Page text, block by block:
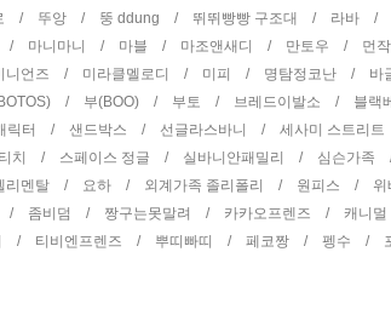
/ 뚜앙 / 뚱 ddung / 뛰뛰빵빵 구조대 / 라바 /
/ 마니마니 / 마블 / 마조앤새디 / 만토우 / 먼
니언즈 / 미라클멜로디 / 미피 / 명탐정코난 / 바
/ 부(BOO) / 부토 / 브레드이발소 / 블
릭터 / 샌드박스 / 선글라스바니 / 세사미 스트리
티치 / 스페이스 정글 / 실바니안패밀리 / 심슨가
리멘탈 / 요하 / 외계가족 졸리폴리 / 원피스 /
/ 좀비덤 / 짱구는못말려 / 카카오프렌즈 / 캐니
/ 티비엔프렌즈 / 뿌띠빠띠 / 페코짱 / 펭수 /